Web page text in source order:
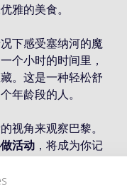
ads shown to you. You
at any time.
雅的美食。
下感受塞纳河的魔
个小时的时间里，
。这是一种轻松舒
年龄段的人。
视角来观察巴黎。
活动 ，将成为你记